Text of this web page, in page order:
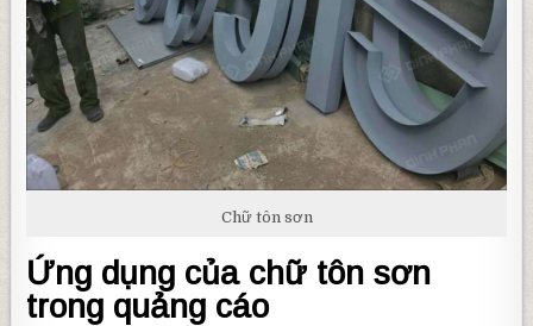
Chữ tôn sơn
Ứng dụng của chữ tôn sơn
trong quảng cáo